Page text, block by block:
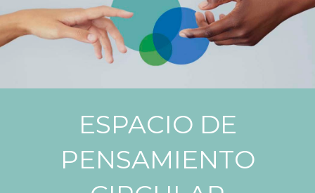
ESPACIO DE
PENSAMIENTO